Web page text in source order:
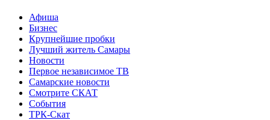
Афиша
Бизнес
Крупнейшие пробки
Лучший житель Самары
Новости
Первое независимое ТВ
Самарские новости
Смотрите СКАТ
События
ТРК-Скат